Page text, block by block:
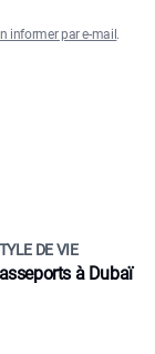
informer par e-mail .
DE VIE
à Dubaï